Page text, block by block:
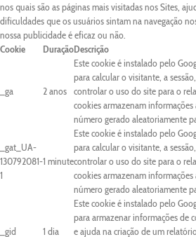
nos quais são as páginas mais visitadas nos Sites,
dificuldades que os usuários sintam na navegação
nossa publicidade é eficaz ou não.
Cookie
DuraçãoDescrição
_ga 2 anos
Este cookie é instalado pelo
para calcular o visitante, a
controlar o uso do site para o
cookies armazenam
número gerado aleatoriamente
_gat_UA-
130792081-
1
1 minute
Este cookie é instalado pelo
para calcular o visitante, a
controlar o uso do site para o
cookies armazenam
número gerado aleatoriamente
_gid 1 dia
Este cookie é instalado pelo
para armazenar informações de
e ajuda na criação de um